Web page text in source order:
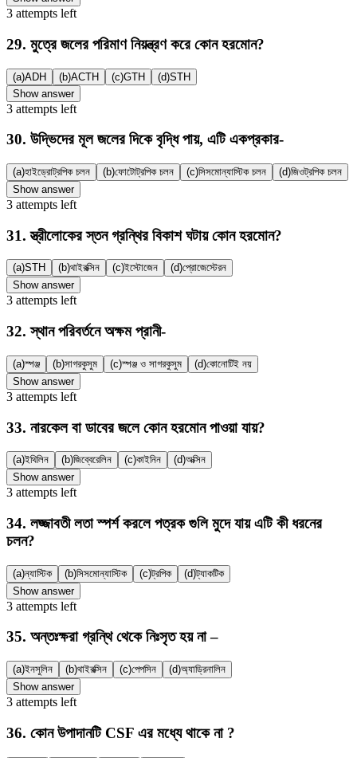
3 attempts left
29. মুত্রে জলের পরিমাণ নিয়ন্ত্রণ করে কোন হরমোন?
(a)ADH (b)ACTH (c)GTH (d)STH
Show answer
3 attempts left
30. উদ্ভিদের মূল জলের দিকে বৃদ্ধি পায়, এটি একপ্রকার-
(a)হাইড্রোট্রপিক চলন (b)ফোটোট্রপিক চলন (c)সিসমোন্যাস্টিক চলন (d)জিওট্রপিক চলন
Show answer
3 attempts left
31.স্ত্রীলোকের স্তন গ্রন্থির বিকাশ ঘটায় কোন হরমোন?
(a)STH (b)থাইরক্সিন (c)ইস্টোজেন (d)প্রোজেস্টেরন
Show answer
3 attempts left
32.স্থান পরিবর্তনে অক্ষম প্রানী-
(a)স্পঞ্জ (b)সাগরকুসুম (c)স্পঞ্জ ও সাগরকুসুম (d)কোনোটিই নয়
Show answer
3 attempts left
33. নারকেল বা ডাবের জলে কোন হরমোন পাওয়া যায়?
(a)ইথিলিন (b)জিব্বেরেলিন (c)কাইনিন (d)অক্সিন
Show answer
3 attempts left
34. লজ্জাবতী লতা স্পর্শ করলে পত্রক গুলি মুদে যায় এটি কী ধরনের
চলন?
(a)ন্যাস্টিক (b)সিসমোন্যাস্টিক (c)ট্রপিক (d)ট্যাকটিক
Show answer
3 attempts left
35. অন্তঃক্ষরা গ্রন্থি থেকে নিঃসৃত হয় না –
(a)ইনসুলিন (b)থাইরক্সিন (c)পেপসিন (d)অ্যাড্রিনালিন
Show answer
3 attempts left
36. কোন উপাদানটি CSF এর মধ্যে থাকে না ?